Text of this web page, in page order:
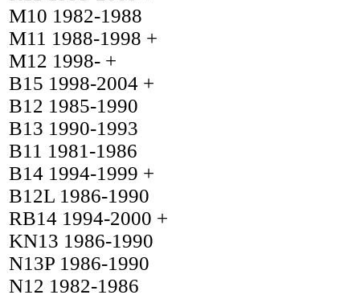
M10 1982-1988
M11 1988-1998 +
M12 1998- +
B15 1998-2004 +
B12 1985-1990
B13 1990-1993
B11 1981-1986
B14 1994-1999 +
B12L 1986-1990
RB14 1994-2000 +
KN13 1986-1990
N13P 1986-1990
N12 1982-1986